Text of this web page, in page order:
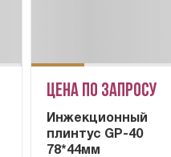
Цена по запросу
Инжекционный
плинтус GP-40
78*44мм